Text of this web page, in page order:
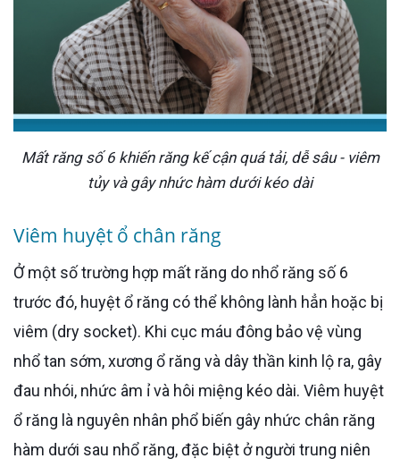
Mất răng số 6 khiến răng kế cận quá tải, dễ sâu - viêm
tủy và gây nhức hàm dưới kéo dài
Viêm huyệt ổ chân răng
Ở một số trường hợp mất răng do nhổ răng số 6
trước đó, huyệt ổ răng có thể không lành hẳn hoặc bị
viêm (dry socket). Khi cục máu đông bảo vệ vùng
nhổ tan sớm, xương ổ răng và dây thần kinh lộ ra, gây
đau nhói, nhức âm ỉ và hôi miệng kéo dài. Viêm huyệt
ổ răng là nguyên nhân phổ biến gây nhức chân răng
hàm dưới sau nhổ răng, đặc biệt ở người trung niên